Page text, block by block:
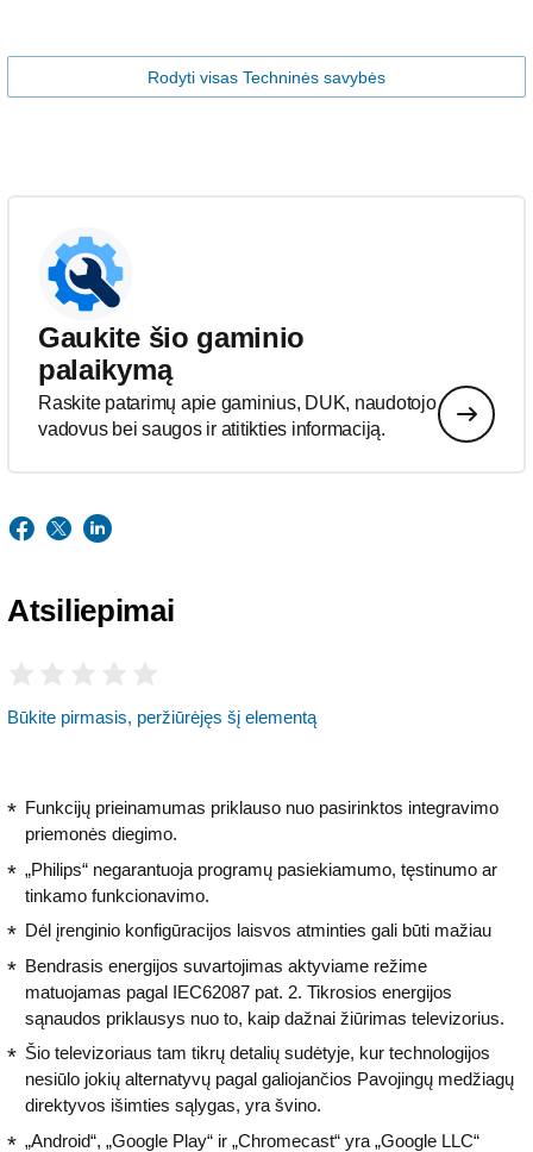
Rodyti visas Techninės savybės
Gaukite šio gaminio
palaikymą
Raskite patarimų apie gaminius, DUK, naudotojo
vadovus bei saugos ir atitikties informaciją.
Atsiliepimai
Būkite pirmasis, peržiūrėjęs šį elementą
Funkcijų prieinamumas priklauso nuo pasirinktos integravimo
priemonės diegimo.
„Philips“ negarantuoja programų pasiekiamumo, tęstinumo ar
tinkamo funkcionavimo.
Dėl įrenginio konfigūracijos laisvos atminties gali būti mažiau
Bendrasis energijos suvartojimas aktyviame režime
matuojamas pagal IEC62087 pat. 2. Tikrosios energijos
sąnaudos priklausys nuo to, kaip dažnai žiūrimas televizorius.
Šio televizoriaus tam tikrų detalių sudėtyje, kur technologijos
nesiūlo jokių alternatyvų pagal galiojančios Pavojingų medžiagų
direktyvos išimties sąlygas, yra švino.
„Android“, „Google Play“ ir „Chromecast“ yra „Google LLC“